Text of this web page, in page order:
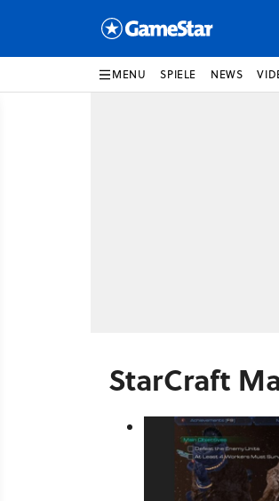
MENU SPIELE NEWS
StarCraft